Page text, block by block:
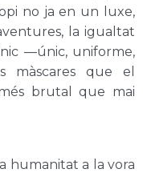
no ja en un luxe,
la igualtat
—únic, uniforme,
màscares que el
brutal que mai
humanitat a la vora